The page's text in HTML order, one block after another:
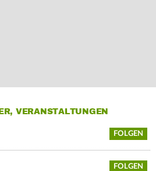
VERANSTALTUNGEN
FOLGEN
FOLGEN